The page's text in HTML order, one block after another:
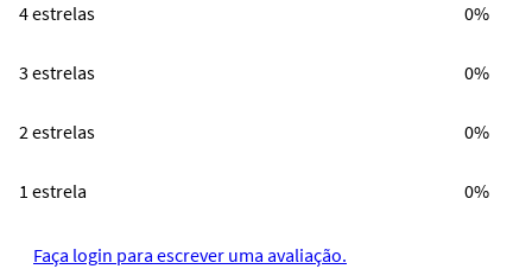
4 estrelas 0%
3 estrelas 0%
2 estrelas 0%
1 estrela 0%
Faça login para escrever uma avaliação.